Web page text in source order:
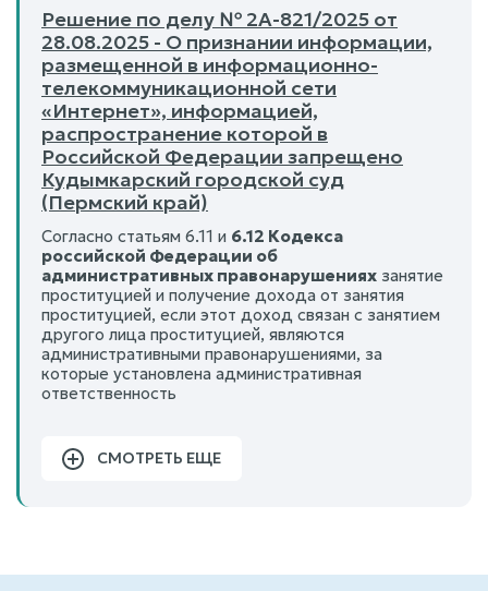
Решение по делу № 2А-821/2025 от
28.08.2025 - О признании информации,
размещенной в информационно-
телекоммуникационной сети
«Интернет», информацией,
распространение которой в
Российской Федерации запрещено
Кудымкарский городской суд
(Пермский край)
Согласно статьям 6.11 и 6.12 Кодекса
российской Федерации об
административных правонарушениях занятие
проституцией и получение дохода от занятия
проституцией, если этот доход связан с занятием
другого лица проституцией, являются
административными правонарушениями, за
которые установлена административная
ответственность
СМОТРЕТЬ ЕЩЕ